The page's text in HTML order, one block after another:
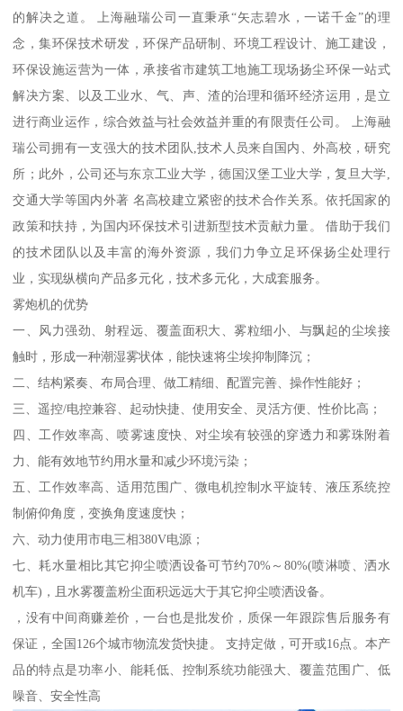
的解决之道。 上海融瑞公司一直秉承“矢志碧水，一诺千金”的理
念，集环保技术研发，环保产品研制、环境工程设计、施工建设，
环保设施运营为一体，承接省市建筑工地施工现场扬尘环保一站式
解决方案、以及工业水、气、声、渣的治理和循环经济运用，是立
进行商业运作，综合效益与社会效益并重的有限责任公司。 上海融
瑞公司拥有一支强大的技术团队,技术人员来自国内、外高校，研究
所；此外，公司还与东京工业大学，德国汉堡工业大学，复旦大学,
交通大学等国内外著 名高校建立紧密的技术合作关系。依托国家的
政策和扶持，为国内环保技术引进新型技术贡献力量。 借助于我们
的技术团队以及丰富的海外资源，我们力争立足环保扬尘处理行
业，实现纵横向产品多元化，技术多元化，大成套服务。
雾炮机的优势
一、风力强劲、射程远、覆盖面积大、雾粒细小、与飘起的尘埃接
触时，形成一种潮湿雾状体，能快速将尘埃抑制降沉；
二、结构紧奏、布局合理、做工精细、配置完善、操作性能好；
三、遥控/电控兼容、起动快捷、使用安全、灵活方便、性价比高；
四、工作效率高、喷雾速度快、对尘埃有较强的穿透力和雾珠附着
力、能有效地节约用水量和减少环境污染；
五、工作效率高、适用范围广、微电机控制水平旋转、液压系统控
制俯仰角度，变换角度速度快；
六、动力使用市电三相380V电源；
七、耗水量相比其它抑尘喷洒设备可节约70%～80%(喷淋喷、洒水
机车)，且水雾覆盖粉尘面积远远大于其它抑尘喷洒设备。
，没有中间商赚差价，一台也是批发价，质保一年跟踪售后服务有
保证，全国126个城市物流发货快捷。 支持定做，可开或16点。本产
品的特点是功率小、能耗低、控制系统功能强大、覆盖范围广、低
噪音、安全性高